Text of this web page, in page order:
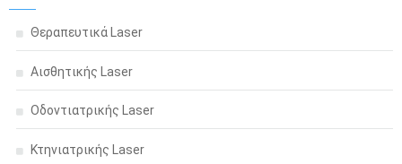
Θεραπευτικά Laser
Αισθητικής Laser
Οδοντιατρικής Laser
Κτηνιατρικής Laser